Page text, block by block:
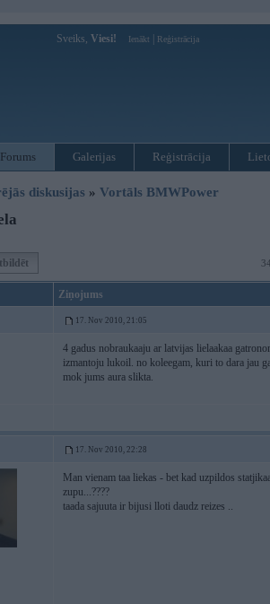
Sveiks, Viesi! Ienākt Reģistrācija
Forums Galerijas Reģistrācija
diskusijas » Vortāls BMWPower
Ziņojums
17. Nov 2010, 21:05
4 gadus nobraukaaju ar latvijas lielaakaa
izmantoju lukoil. no koleegam, kuri to dara jau
mok jums aura slikta.
17. Nov 2010, 22:28
Man vienam taa liekas - bet kad uzpildos
zupu...????
taada sajuuta ir bijusi lloti daudz reizes ..